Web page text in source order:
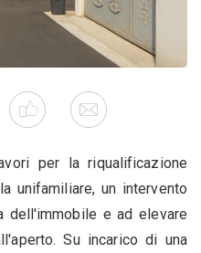
per la riqualificazione
unifamiliare, un intervento
dell'immobile e ad elevare
Su incarico di una